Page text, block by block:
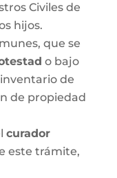
Civiles de
hijos.
que se
o bajo
de
de propiedad
curador
este trámite,